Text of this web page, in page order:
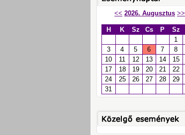
<< 2026. Augusztus >>
H K Sz Cs P Sz
1
3
4 5 6 7 8
10
11 12 13 14 15
17
18 19 20 21 22
24
25 26 27 28 29
31